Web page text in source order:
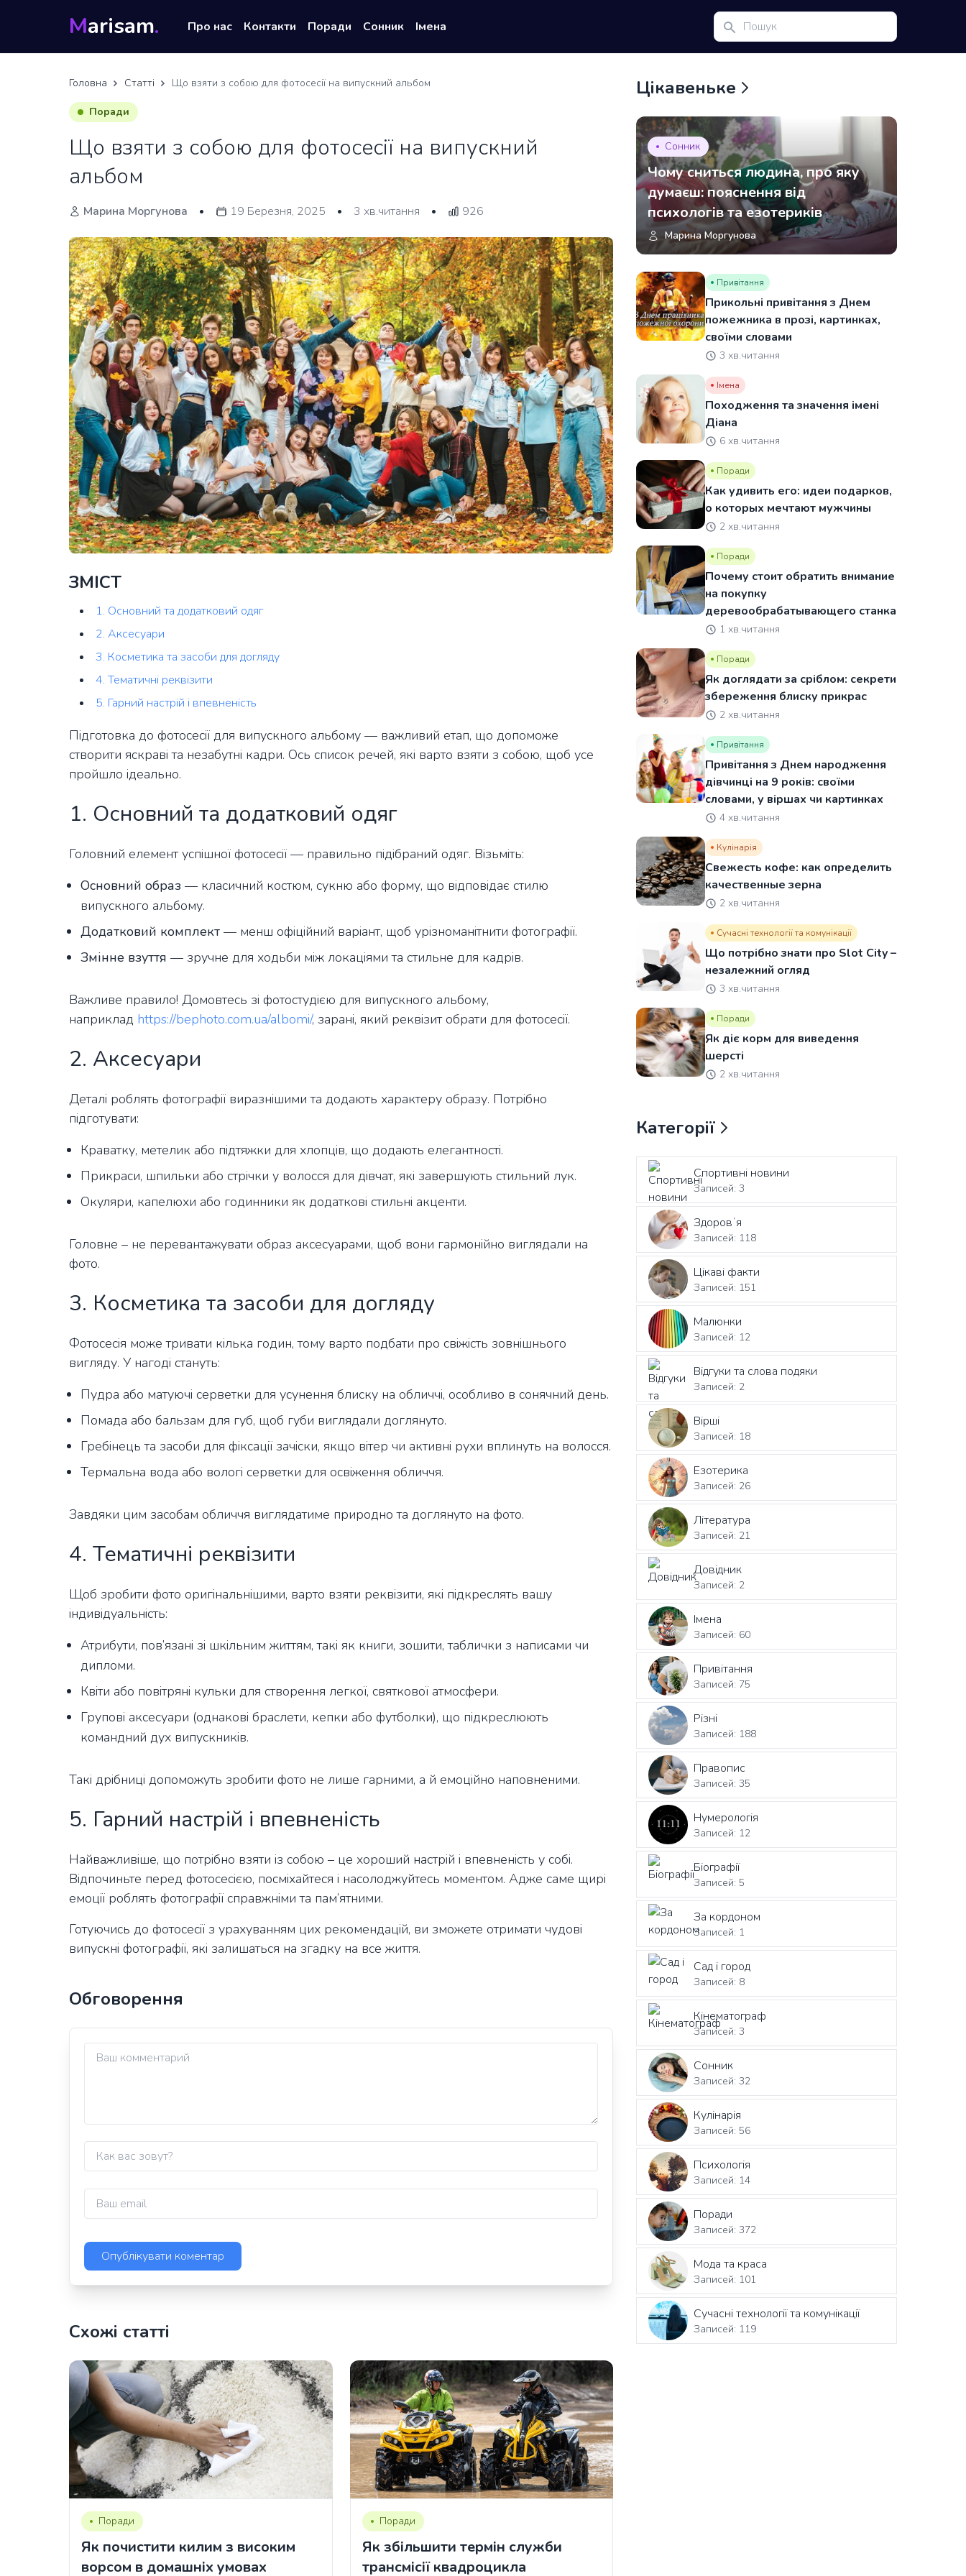
Marisam. Про нас Контакти Поради Сонник Імена
Головна Статті Що взяти з собою для фотосесії на випускний альбом
Поради
Що взяти з собою для фотосесії на випускний
альбом
Марина Моргунова • 19 Березня, 2025 • 3 хв.читання • 926
ЗМІСТ
1. Основний та додатковий одяг
2. Аксесуари
3. Косметика та засоби для догляду
4. Тематичні реквізити
5. Гарний настрій і впевненість
Підготовка до фотосесії для випускного альбому — важливий етап, що допоможе
створити яскраві та незабутні кадри. Ось список речей, які варто взяти з собою, щоб усе
пройшло ідеально.
1. Основний та додатковий одяг
Головний елемент успішної фотосесії — правильно підібраний одяг. Візьміть:
Основний образ — класичний костюм, сукню або форму, що відповідає стилю
випускного альбому.
Додатковий комплект — менш офіційний варіант, щоб урізноманітнити фотографії.
Змінне взуття — зручне для ходьби між локаціями та стильне для кадрів.
Важливе правило! Домовтесь зі фотостудією для випускного альбому,
наприклад https://bephoto.com.ua/albomi/, зарані, який реквізит обрати для фотосесії.
2. Аксесуари
Деталі роблять фотографії виразнішими та додають характеру образу. Потрібно
підготувати:
Краватку, метелик або підтяжки для хлопців, що додають елегантності.
Прикраси, шпильки або стрічки у волосся для дівчат, які завершують стильний лук.
Окуляри, капелюхи або годинники як додаткові стильні акценти.
Головне – не перевантажувати образ аксесуарами, щоб вони гармонійно виглядали на
фото.
3. Косметика та засоби для догляду
Фотосесія може тривати кілька годин, тому варто подбати про свіжість зовнішнього
вигляду. У нагоді стануть:
Пудра або матуючі серветки для усунення блиску на обличчі, особливо в сонячний день.
Помада або бальзам для губ, щоб губи виглядали доглянуто.
Гребінець та засоби для фіксації зачіски, якщо вітер чи активні рухи вплинуть на волосся.
Термальна вода або вологі серветки для освіження обличчя.
Завдяки цим засобам обличчя виглядатиме природно та доглянуто на фото.
4. Тематичні реквізити
Щоб зробити фото оригінальнішими, варто взяти реквізити, які підкреслять вашу
індивідуальність:
Атрибути, пов’язані зі шкільним життям, такі як книги, зошити, таблички з написами чи
дипломи.
Квіти або повітряні кульки для створення легкої, святкової атмосфери.
Групові аксесуари (однакові браслети, кепки або футболки), що підкреслюють
командний дух випускників.
Такі дрібниці допоможуть зробити фото не лише гарними, а й емоційно наповненими.
5. Гарний настрій і впевненість
Найважливіше, що потрібно взяти із собою – це хороший настрій і впевненість у собі.
Відпочиньте перед фотосесією, посміхайтеся і насолоджуйтесь моментом. Адже саме щирі
емоції роблять фотографії справжніми та пам’ятними.
Готуючись до фотосесії з урахуванням цих рекомендацій, ви зможете отримати чудові
випускні фотографії, які залишаться на згадку на все життя.
Обговорення
Схожі статті
Поради
Як почистити килим з високим
ворсом в домашніх умовах
Поради
Як збільшити термін служби
трансмісії квадроцикла
Цікавеньке
Сонник
Чому сниться людина, про яку
думаєш: пояснення від
психологів та езотериків
Марина Моргунова
Привітання
Прикольні привітання з Днем
пожежника в прозі, картинках,
своїми словами
3 хв.читання
Імена
Походження та значення імені
Діана
6 хв.читання
Поради
Как удивить его: идеи подарков,
о которых мечтают мужчины
2 хв.читання
Поради
Почему стоит обратить внимание
на покупку
деревообрабатывающего станка
1 хв.читання
Поради
Як доглядати за сріблом: секрети
збереження блиску прикрас
2 хв.читання
Привітання
Привітання з Днем народження
дівчинці на 9 років: своїми
словами, у віршах чи картинках
4 хв.читання
Кулінарія
Свежесть кофе: как определить
качественные зерна
2 хв.читання
Сучасні технології та комунікації
Що потрібно знати про Slot City –
незалежний огляд
3 хв.читання
Поради
Як діє корм для виведення
шерсті
2 хв.читання
Категорії
Спортивні новини
Записей: 3
Здоровʼя
Записей: 118
Цікаві факти
Записей: 151
Малюнки
Записей: 12
Відгуки та слова подяки
Записей: 2
Вірші
Записей: 18
Езотерика
Записей: 26
Література
Записей: 21
Довідник
Записей: 2
Імена
Записей: 60
Привітання
Записей: 75
Різні
Записей: 188
Правопис
Записей: 35
Нумерологія
Записей: 12
Біографії
Записей: 5
За кордоном
Записей: 1
Сад і город
Записей: 8
Кінематограф
Записей: 3
Сонник
Записей: 32
Кулінарія
Записей: 56
Психологія
Записей: 14
Поради
Записей: 372
Мода та краса
Записей: 101
Сучасні технології та комунікації
Записей: 119